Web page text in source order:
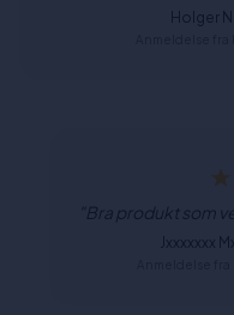
Holger
"Bra produkt som
Jxxxxxxx